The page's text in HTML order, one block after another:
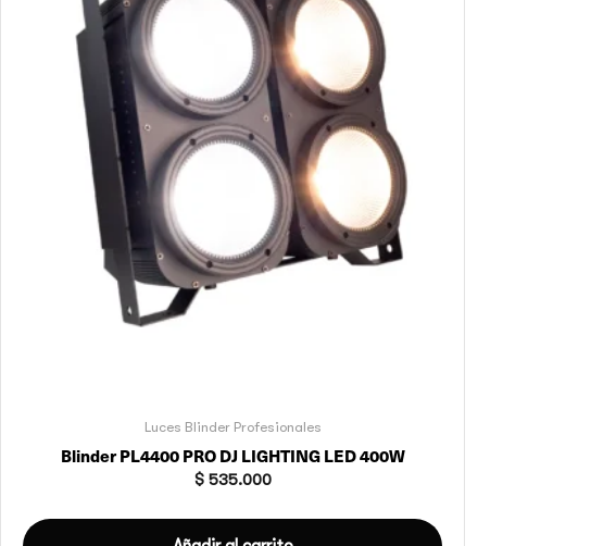
Luces Blinder Profesionales
Blinder PL4400 PRO DJ LIGHTING LED 400W
$535.000